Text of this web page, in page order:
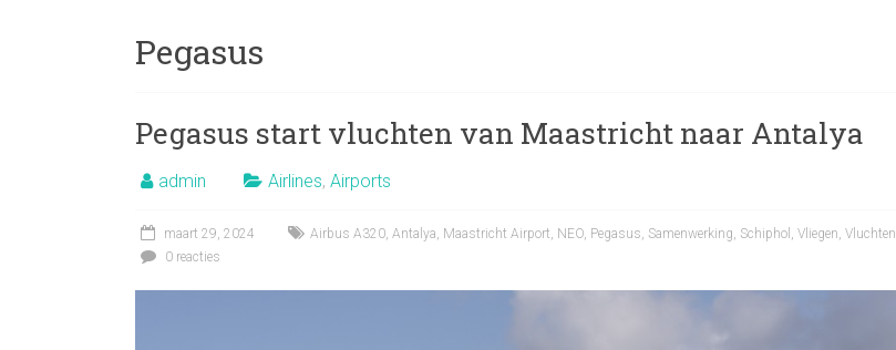
basis
Pegasus
Pegasus start vluchten van Maastricht naar Antalya
admin Airlines, Airports
maart 29, 2024 Airbus A320, Antalya, Maastricht Airport, NEO, Pegasus, Samenwerking, Schiphol , Vliegen, Vluchten
0 reacties